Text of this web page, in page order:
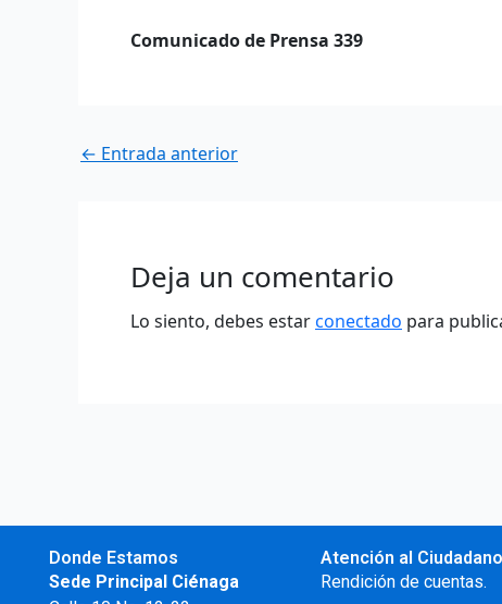
Comunicado de Prensa 339
← Entrada anterior
Deja un comentario
Lo siento, debes estarconectado para
Donde Estamos
Sede Principal Ciénaga
Atención al Ciudadano
Rendición de cuentas.